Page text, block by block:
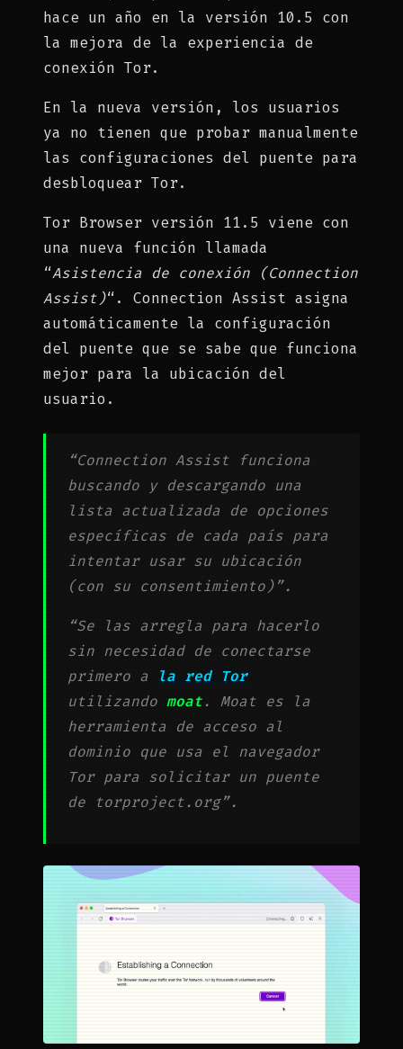
hace un año en la versión 10.5 con
la mejora de la experiencia de
conexión Tor.
En la nueva versión, los usuarios
ya no tienen que probar manualmente
las configuraciones del puente para
desbloquear Tor.
Tor Browser versión 11.5 viene con
una nueva función llamada
“Asistencia de conexión (Connection
Assist)“. Connection Assist asigna
automáticamente la configuración
del puente que se sabe que funciona
mejor para la ubicación del
usuario.
“Connection Assist funciona
buscando y descargando una
lista actualizada de opciones
específicas de cada país para
intentar usar su ubicación
(con su consentimiento)”.
“Se las arregla para hacerlo
sin necesidad de conectarse
primero a
la red Tor
utilizando moat. Moat es la
herramienta de acceso al
dominio que usa el navegador
Tor para solicitar un puente
de torproject.org”.